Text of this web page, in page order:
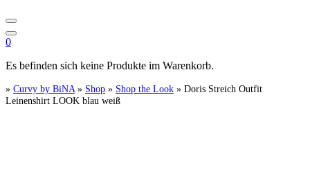
0
Es befinden sich keine Produkte im Warenkorb.
» Curvy by BiNA » Shop » Shop the Look » Doris Streich Outfit
Leinenshirt LOOK blau weiß